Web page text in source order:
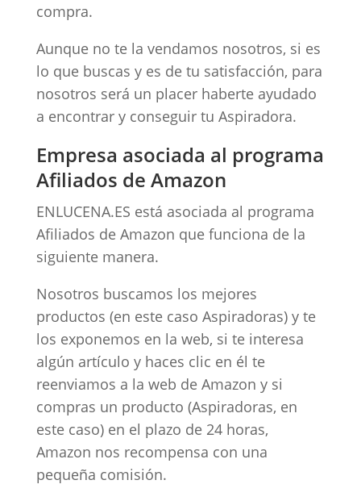
compra.
Aunque no te la vendamos nosotros, si es
lo que buscas y es de tu satisfacción, para
nosotros será un placer haberte ayudado
a encontrar y conseguir tu Aspiradora.
Empresa asociada al programa
Afiliados de Amazon
ENLUCENA.ES está asociada al programa
Afiliados de Amazon que funciona de la
siguiente manera.
Nosotros buscamos los mejores
productos (en este caso Aspiradoras) y te
los exponemos en la web, si te interesa
algún artículo y haces clic en él te
reenviamos a la web de Amazon y si
compras un producto (Aspiradoras, en
este caso) en el plazo de 24 horas,
Amazon nos recompensa con una
pequeña comisión.